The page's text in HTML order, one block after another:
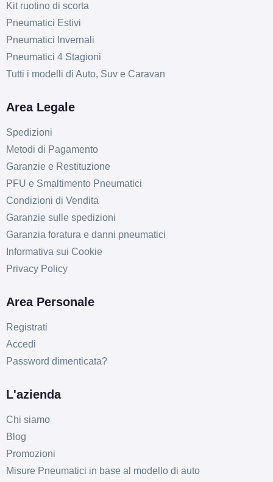
Kit ruotino di scorta
Pneumatici Estivi
Pneumatici Invernali
Pneumatici 4 Stagioni
Tutti i modelli di Auto, Suv e Caravan
Area Legale
Spedizioni
Metodi di Pagamento
Garanzie e Restituzione
PFU e Smaltimento Pneumatici
Condizioni di Vendita
Garanzie sulle spedizioni
Garanzia foratura e danni pneumatici
Informativa sui Cookie
Privacy Policy
Area Personale
Registrati
Accedi
Password dimenticata?
L'azienda
Chi siamo
Blog
Promozioni
Misure Pneumatici in base al modello di auto